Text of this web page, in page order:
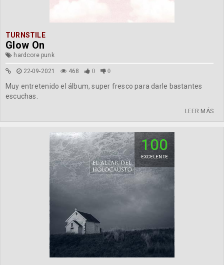
TURNSTILE
Glow On
hardcore punk
22-09-2021 468 0 0
Muy entretenido el álbum, super fresco para darle bastantes
escuchas.
LEER MÁS
100
EXCELENTE